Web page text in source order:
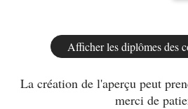
La création de l'aperçu peut
merci de